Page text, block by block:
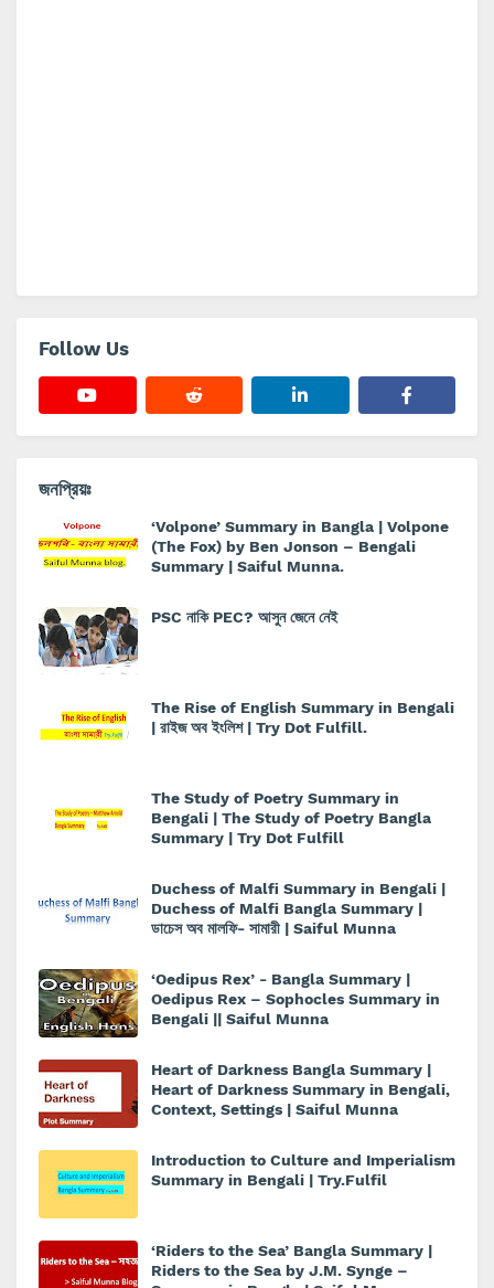
Follow Us
জনপ্রিয়ঃ
‘Volpone’ Summary in Bangla | Volpone
(The Fox) by Ben Jonson – Bengali
Summary | Saiful Munna.
PSC নাকি PEC? আসুন জেনে নেই
The Rise of English Summary in Bengali
| রাইজ অব ইংলিশ | Try Dot Fulfill.
The Study of Poetry Summary in
Bengali | The Study of Poetry Bangla
Summary | Try Dot Fulfill
Duchess of Malfi Summary in Bengali |
Duchess of Malfi Bangla Summary |
ডাচেস অব মালফি- সামারী | Saiful Munna
‘Oedipus Rex’ - Bangla Summary |
Oedipus Rex – Sophocles Summary in
Bengali || Saiful Munna
Heart of Darkness Bangla Summary |
Heart of Darkness Summary in Bengali,
Context, Settings | Saiful Munna
Introduction to Culture and Imperialism
Summary in Bengali | Try.Fulfil
‘Riders to the Sea’ Bangla Summary |
Riders to the Sea by J.M. Synge –